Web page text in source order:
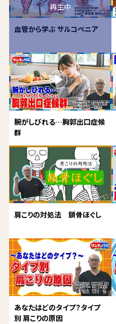
血管から学ぶ サルコペニア
腕がしびれる…胸郭出口症候
群
肩こりの対処法 鎖骨ほぐし
あなたはどのタイプ？タイプ
別 肩こりの原因